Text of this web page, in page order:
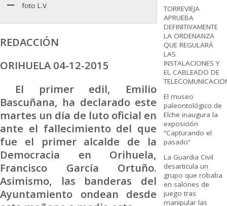
foto L.V
REDACCIÓN
ORIHUELA 04-12-2015
El primer edil, Emilio
Bascuñana, ha declarado este
martes un día de luto oficial en
ante el fallecimiento del que
fue el primer alcalde de la
Democracia en Orihuela,
Francisco García Ortuño.
Asimismo, las banderas del
Ayuntamiento ondean desde
TORREVIEJA
APRUEBA
DEFINITIVAMENTE
LA ORDENANZA
QUE REGULARÁ
LAS
INSTALACIONES Y
EL CABLEADO DE
El museo
paleontológico de
Elche inaugura la
exposición
“Capturando el
pasado”
La Guardia Civil
desarticula un
grupo que robaba
en salones de
juego tras
manipular las